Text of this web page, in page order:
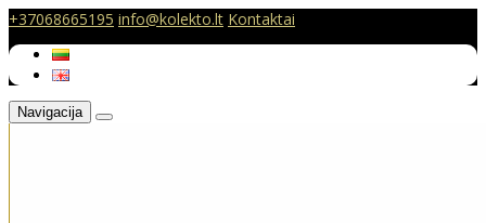
+37068665195 info@kolekto.lt Kontaktai
Navigacija